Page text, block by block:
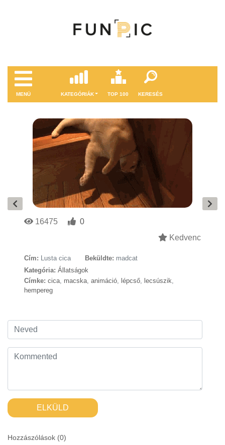
MENÜ KATEGÓRIÁK TOP 100 KERESÉS
16475
0
Kedvenc
Cím: Lusta cica Beküldte: madcat
Kategória: Állatságok
Címke: cica, macska, animáció, lépcső, lecsúszik,
hempereg
ELKÜLD
Hozzászólások (0)